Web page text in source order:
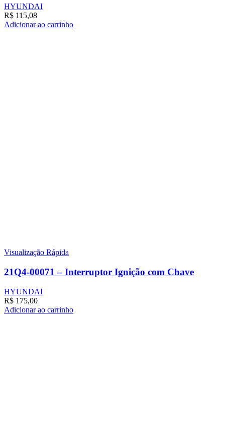
HYUNDAI
R$ 115,08
Adicionar ao carrinho
Visualização Rápida
21Q4-00071 – Interruptor Ignição com Chave
HYUNDAI
R$ 175,00
Adicionar ao carrinho